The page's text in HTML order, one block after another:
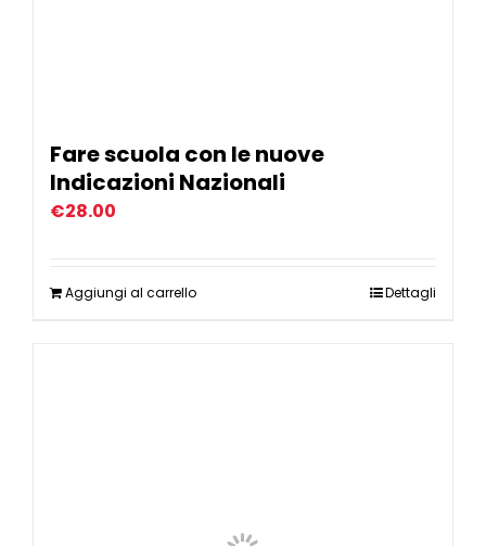
Fare scuola con le nuove
Indicazioni Nazionali
€28.00
Aggiungi al carrello Dettagli